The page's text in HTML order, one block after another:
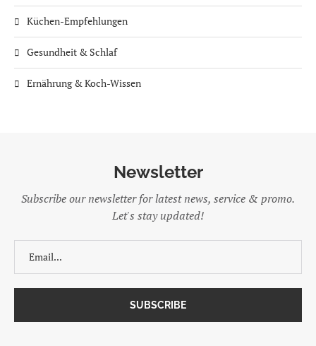
Küchen-Empfehlungen
Gesundheit & Schlaf
Ernährung & Koch-Wissen
Newsletter
Subscribe our newsletter for latest news, service & promo.
Let's stay updated!